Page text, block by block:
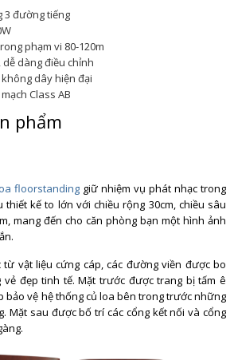
3 đường tiếng
phạm vi 80-120m
dàng điều chỉnh
dây hiện đại
Class AB
phẩm
floorstanding giữ nhiệm vụ phát nhạc trong
thiết kế to lớn với chiều rộng 30cm, chiều sâu
mang đến cho căn phòng bạn một hình ảnh
vật liệu cứng cáp, các đường viền được bo
vẻ đẹp tinh tế. Mặt trước được trang bị tấm ê
bảo vệ hệ thống củ loa bên trong trước những
Mặt sau được bố trí các cổng kết nối và cổng